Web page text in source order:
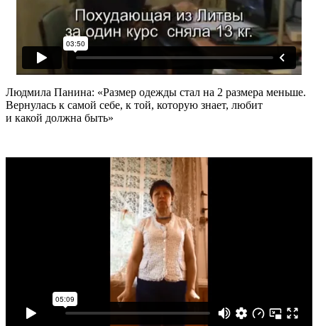
Людмила Панина: «Размер одежды стал на 2 размера меньше.
Вернулась к самой себе, к той, которую знает, любит
и какой должна быть»